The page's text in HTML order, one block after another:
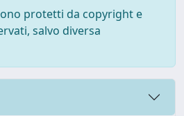
protetti da copyright e
salvo diversa